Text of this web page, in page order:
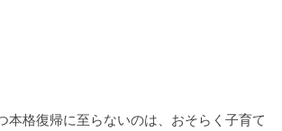
格復帰に至らないのは、おそらく子育て